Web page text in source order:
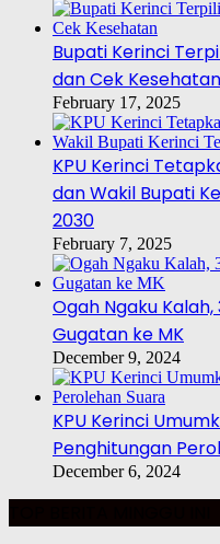
Bupati Kerinci
dan Cek Kesehatan
February 17, 2025
KPU Kerinci
dan Wakil Bupati
2030
February 7, 2025
Ogah Ngaku
Gugatan ke MK
December 9, 2024
KPU Kerinci
Penghitungan
December 6, 2024